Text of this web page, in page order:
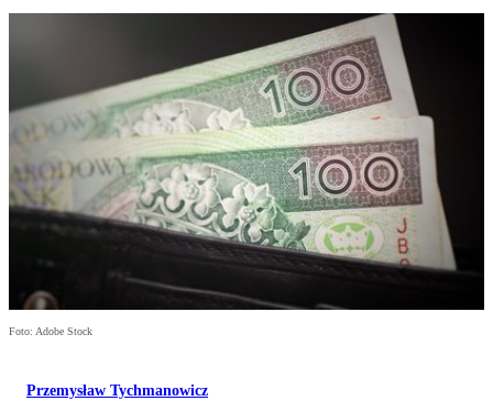
Foto: Adobe Stock
Przemysław Tychmanowicz